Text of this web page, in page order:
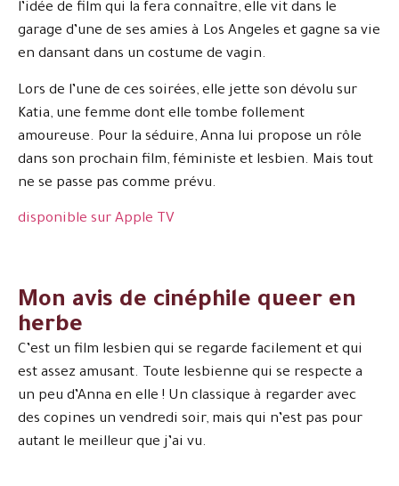
l’idée de film qui la fera connaître, elle vit dans le
garage d’une de ses amies à Los Angeles et gagne sa vie
en dansant dans un costume de vagin.
Lors de l’une de ces soirées, elle jette son dévolu sur
Katia, une femme dont elle tombe follement
amoureuse. Pour la séduire, Anna lui propose un rôle
dans son prochain film, féministe et lesbien. Mais tout
ne se passe pas comme prévu.
disponible sur Apple TV
Mon avis de cinéphile queer en
herbe
C’est un film lesbien qui se regarde facilement et qui
est assez amusant. Toute lesbienne qui se respecte a
un peu d’Anna en elle ! Un classique à regarder avec
des copines un vendredi soir, mais qui n’est pas pour
autant le meilleur que j’ai vu.